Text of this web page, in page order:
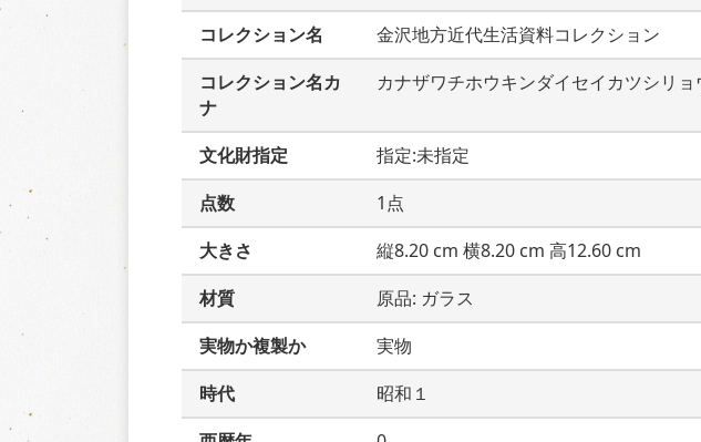
コレクション名
金沢地方近代生活資料コレクション
コレクション名カ
ナ
カナザワチホウキンダイセイカツシリ
文化財指定
指定:未指定
点数
1点
大きさ
縦8.20 cm 横8.20 cm 高12.60 cm
材質
原品: ガラス
実物か複製か
実物
時代
昭和１